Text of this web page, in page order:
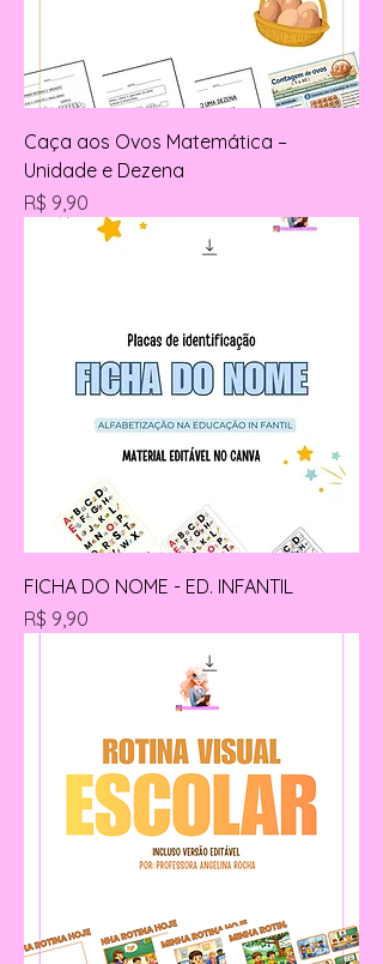
Caça aos Ovos Matemática –
Unidade e Dezena
Preço
R$ 9,90
FICHA DO NOME - ED. INFANTIL
Preço
R$ 9,90